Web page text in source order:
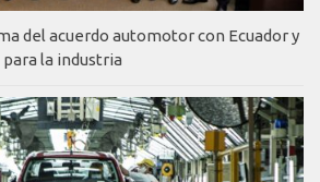
del acuerdo automotor con Ecuador y
la industria